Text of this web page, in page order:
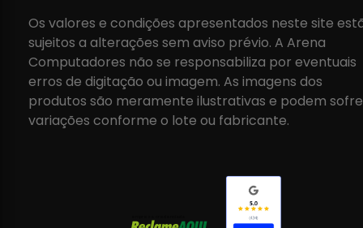
Os valores e condições apresentados neste site
sujeitos a alterações sem aviso prévio. A Arena
Computadores não se responsabiliza por eventuais
erros de digitação ou imagem. As imagens dos
produtos são meramente ilustrativas e podem
variações conforme o lote ou fabricante.